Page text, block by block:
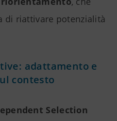
di riattivare potenzialità
adattamento e
contesto
Selection